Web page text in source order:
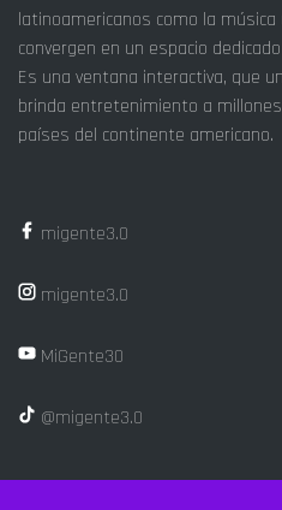
latinoamericanos como la
convergen en un espacio
Es una ventana interactiva, que
brinda entretenimiento a
países del continente americano.
migente3.0
migente3.0
MiGente30
@migente3.0